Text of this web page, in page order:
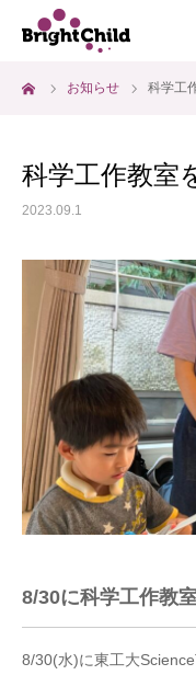
お知らせ 科学工
科学工作教室
2023.09.1
8/30に科学工作教
8/30(水)に東工大
ホーム
プログラム
一日の過ごし方
ご利用料金
よくあるご質問
アクセス